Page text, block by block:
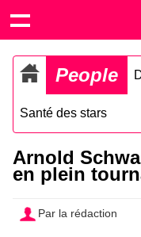
People
Santé des stars
Arnold
en plein
Par la rédaction